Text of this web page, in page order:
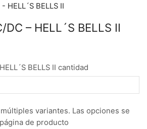
DC – HELL´S BELLS II
BELLS II cantidad
variantes. Las opciones se
de producto